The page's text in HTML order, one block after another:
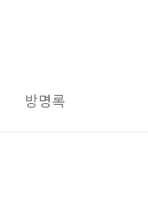
방명록